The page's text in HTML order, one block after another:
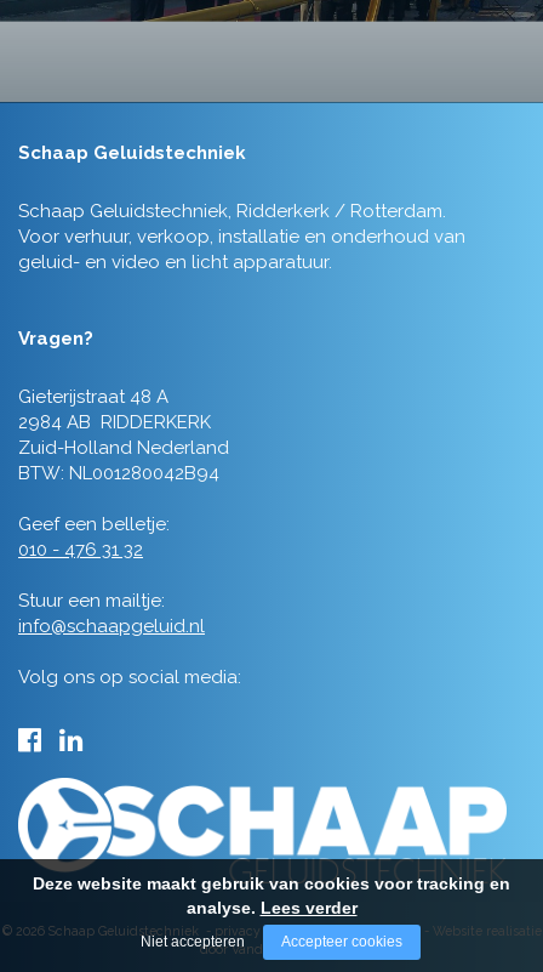
Schaap Geluidstechniek
Schaap Geluidstechniek, Ridderkerk / Rotterdam.
Voor verhuur, verkoop, installatie en onderhoud van
geluid- en video en licht apparatuur.
Vragen?
Gieterijstraat 48 A
2984 AB RIDDERKERK
Zuid-Holland Nederland
BTW: NL001280042B94
Geef een belletje:
010 - 476 31 32
Stuur een mailtje:
info@schaapgeluid.nl
Volg ons op social media:
© 2026 Schaap Geluidstechniek - privacy - algemene voorwaarden- Website realisatie
door Vanderperk Groep
Deze website maakt gebruik van cookies voor tracking en
analyse. Lees verder
Niet accepteren Accepteer cookies